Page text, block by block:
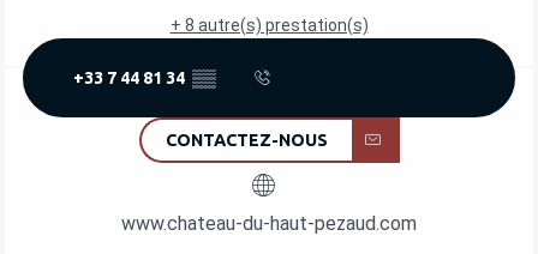
+ 8 autre(s) prestation(s)
+33 7 44 81 34 ▒▒
CONTACTEZ-NOUS
www.chateau-du-haut-pezaud.com